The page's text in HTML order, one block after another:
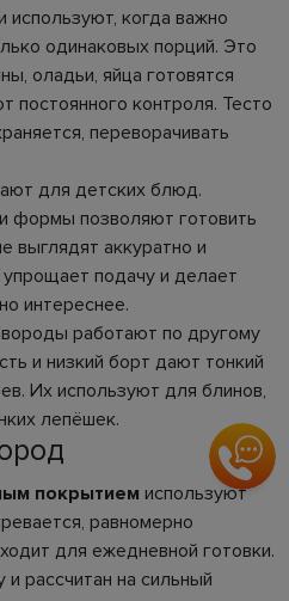
когда важно
одинаковых порций. Это
оладьи, яйца готовятся
постоянного контроля. Тесто
переворачивать
для детских блюд.
формы позволяют готовить
выглядят аккуратно и
подачу и делает
интереснее.
работают по другому
и низкий борт дают тонкий
Их используют для блинов,
лепёшек.
покрытием используют
равномерно
для ежедневной готовки.
рассчитан на сильный